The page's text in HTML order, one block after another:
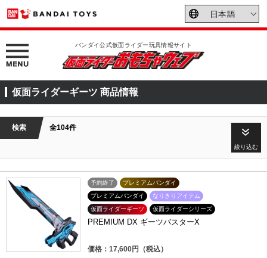
バンダイ公式仮面ライダー玩具情報サイト
仮面ライダーギーツ 商品情報
検索 全104件
絞り込む
予約終了
プレミアムバンダイ
プレミアムバンダイ
なりきりアイテム
仮面ライダーギーツ
仮面ライダーシリーズ
PREMIUM DX ギーツバスターX
価格：17,600円（税込）